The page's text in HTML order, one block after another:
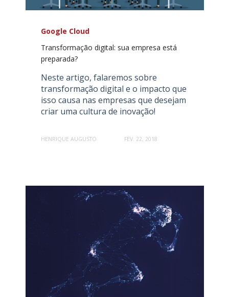
Google Cloud
Transformação digital: sua empresa está
preparada?
Neste artigo, falaremos sobre
transformação digital e o impacto que
isso causa nas empresas que desejam
criar uma cultura de inovação!
HENRIQUE AUGUSTO FEV. 22, 2018